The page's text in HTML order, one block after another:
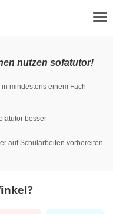
nutzen sofatutor!
mindestens einem Fach
besser
auf Schularbeiten vorbereiten